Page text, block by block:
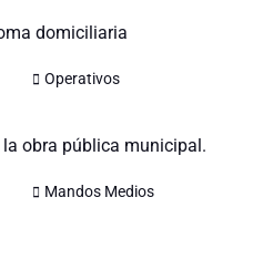
domiciliaria
Operativos
obra pública municipal.
Mandos Medios